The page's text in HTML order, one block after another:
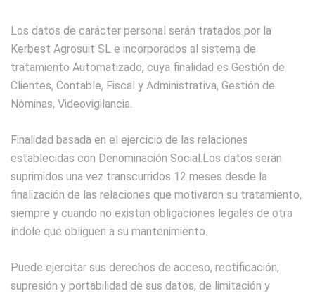
Los datos de carácter personal serán tratados por la
Kerbest Agrosuit SL e incorporados al sistema de
tratamiento Automatizado, cuya finalidad es Gestión de
Clientes, Contable, Fiscal y Administrativa, Gestión de
Nóminas, Videovigilancia.
Finalidad basada en el ejercicio de las relaciones
establecidas con Denominación Social.Los datos serán
suprimidos una vez transcurridos 12 meses desde la
finalización de las relaciones que motivaron su tratamiento,
siempre y cuando no existan obligaciones legales de otra
índole que obliguen a su mantenimiento.
Puede ejercitar sus derechos de acceso, rectificación,
supresión y portabilidad de sus datos, de limitación y